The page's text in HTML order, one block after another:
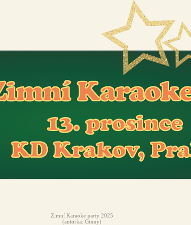
Zimní Karaoke party 2025
(autorka: Ginny)